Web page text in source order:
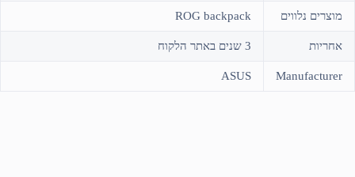
מוצרים נלווים ROG backpack
אחריות 3 שנים באתר הלקוח
Manufacturer
ASUS